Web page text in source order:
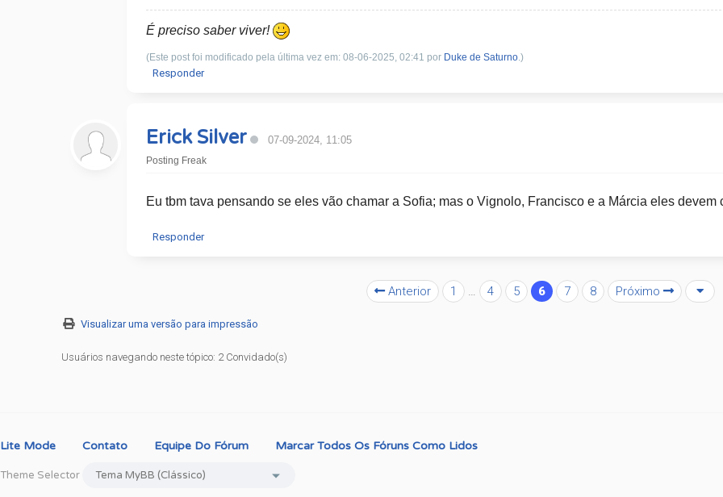
É preciso saber viver!
(Este post foi modificado pela última vez em: 08-06-2025, 02:41 por Duke de Saturno.)
Responder
Erick Silver 07-09-2024, 11:05
Posting Freak
Eu tbm tava pensando se eles vão chamar a Sofia; mas o Vignolo, Francisco e a Márcia eles devem
Responder
Anterior 1 … 4 5 6 7 8 Próximo
Visualizar uma versão para impressão
Usuários navegando neste tópico: 2 Convidado(s)
Lite Mode Contato Equipe Do Fórum Marcar Todos Os Fóruns Como Lidos
Theme Selector